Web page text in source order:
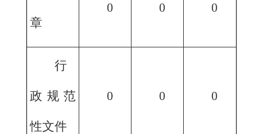
章
0 0 0
行
政规范
性文件
0 0 0